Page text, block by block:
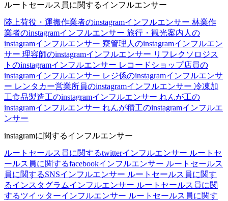
ルートセールス員に関するインフルエンサー
陸上荷役・運搬作業者のinstagramインフルエンサー 林業作
業者のinstagramインフルエンサー 旅行・観光案内人の
instagramインフルエンサー 寮管理人のinstagramインフルエン
サー 理容師のinstagramインフルエンサー リフレクソロジス
トのinstagramインフルエンサー レコードショップ店員の
instagramインフルエンサー レジ係のinstagramインフルエンサ
ー レンタカー営業所員のinstagramインフルエンサー 冷凍加
工食品製造工のinstagramインフルエンサー れんが工の
instagramインフルエンサー れんが積工のinstagramインフルエ
ンサー
instagramに関するインフルエンサー
ルートセールス員に関するtwitterインフルエンサー ルートセ
ールス員に関するfacebookインフルエンサー ルートセールス
員に関するSNSインフルエンサー ルートセールス員に関す
るインスタグラムインフルエンサー ルートセールス員に関
するツイッターインフルエンサー ルートセールス員に関す